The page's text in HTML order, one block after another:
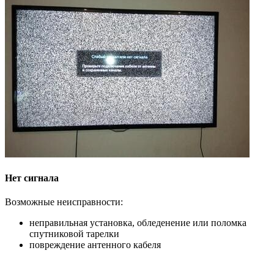
Нет сигнала
Возможные неисправности:
неправильная установка, обледенение или поломка
спутниковой тарелки
повреждение антенного кабеля